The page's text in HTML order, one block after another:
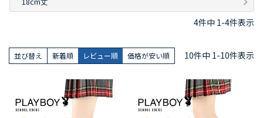
4件中 1-4件表示
並び替え 新着順 レビュー順 価格が安い順 10件中 1-10件表示